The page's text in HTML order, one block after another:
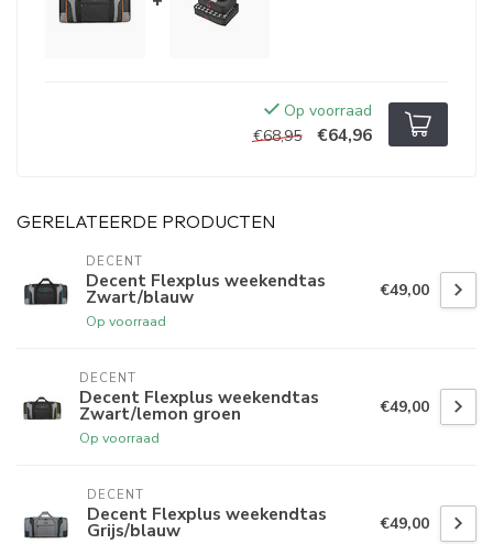
Op voorraad
€68,95
€64,96
GERELATEERDE PRODUCTEN
DECENT
Decent Flexplus weekendtas
Zwart/blauw
Op voorraad
€49,00
DECENT
Decent Flexplus weekendtas
Zwart/lemon groen
Op voorraad
€49,00
DECENT
Decent Flexplus weekendtas
Grijs/blauw €49,00